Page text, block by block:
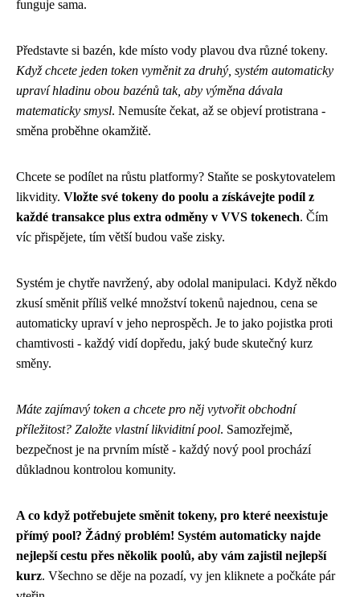
funguje sama.
Představte si bazén, kde místo vody plavou dva různé tokeny.
Když chcete jeden token vyměnit za druhý, systém automaticky
upraví hladinu obou bazénů tak, aby výměna dávala
matematicky smysl. Nemusíte čekat, až se objeví protistrana -
směna proběhne okamžitě.
Chcete se podílet na růstu platformy? Staňte se poskytovatelem
likvidity. Vložte své tokeny do poolu a získávejte podíl z
každé transakce plus extra odměny v VVS tokenech. Čím
víc přispějete, tím větší budou vaše zisky.
Systém je chytře navržený, aby odolal manipulaci. Když někdo
zkusí směnit příliš velké množství tokenů najednou, cena se
automaticky upraví v jeho neprospěch. Je to jako pojistka proti
chamtivosti - každý vidí dopředu, jaký bude skutečný kurz
směny.
Máte zajímavý token a chcete pro něj vytvořit obchodní
příležitost? Založte vlastní likviditní pool. Samozřejmě,
bezpečnost je na prvním místě - každý nový pool prochází
důkladnou kontrolou komunity.
A co když potřebujete směnit tokeny, pro které neexistuje
přímý pool? Žádný problém! Systém automaticky najde
nejlepší cestu přes několik poolů, aby vám zajistil nejlepší
kurz. Všechno se děje na pozadí, vy jen kliknete a počkáte pár